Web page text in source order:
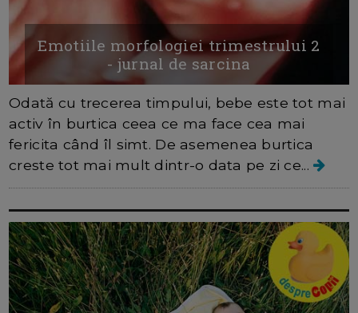
Emotiile morfologiei trimestrului 2
- jurnal de sarcina
Odată cu trecerea timpului, bebe este tot mai
activ în burtica ceea ce ma face cea mai
fericita când îl simt. De asemenea burtica
creste tot mai mult dintr-o data pe zi ce...